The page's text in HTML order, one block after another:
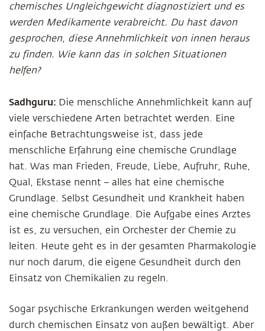
chemisches Ungleichgewicht diagnostiziert und es
werden Medikamente verabreicht. Du hast davon
gesprochen, diese Annehmlichkeit von innen heraus
zu finden. Wie kann das in solchen Situationen
helfen?
Sadhguru: Die menschliche Annehmlichkeit kann auf
viele verschiedene Arten betrachtet werden. Eine
einfache Betrachtungsweise ist, dass jede
menschliche Erfahrung eine chemische Grundlage
hat. Was man Frieden, Freude, Liebe, Aufruhr, Ruhe,
Qual, Ekstase nennt – alles hat eine chemische
Grundlage. Selbst Gesundheit und Krankheit haben
eine chemische Grundlage. Die Aufgabe eines Arztes
ist es, zu versuchen, ein Orchester der Chemie zu
leiten. Heute geht es in der gesamten Pharmakologie
nur noch darum, die eigene Gesundheit durch den
Einsatz von Chemikalien zu regeln.
Sogar psychische Erkrankungen werden weitgehend
durch chemischen Einsatz von außen bewältigt. Aber